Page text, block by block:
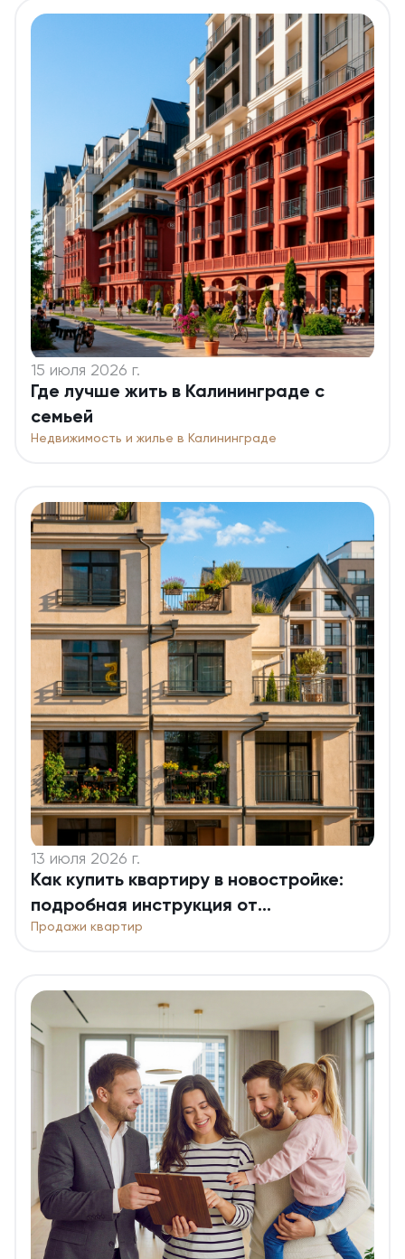
15 июля 2026 г.
Где лучше жить в Калининграде с
семьей
Недвижимость и жилье в Калининграде
13 июля 2026 г.
Как купить квартиру в новостройке:
подробная инструкция от
застройщика
Продажи квартир